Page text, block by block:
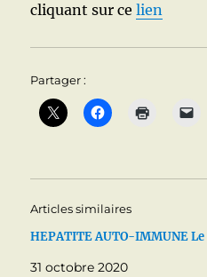
cliquant sur celien
Partager :
Articles similaires
HEPATITE AUTO-IMMUNE
31 octobre 2020